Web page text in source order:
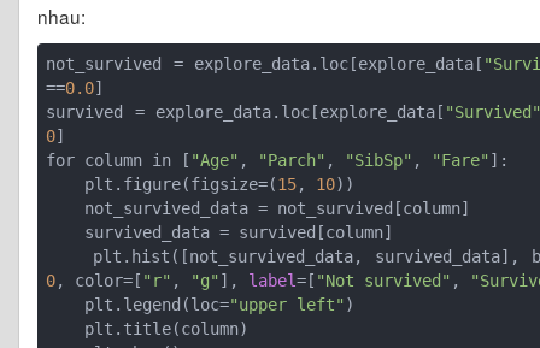
nhau:
not_survived = explore_data.loc[explore_data[
==0.0]
survived = explore_data.loc[explore_data[ "Survived"
0]
for column in [ "Age" , "Parch" , "SibSp" , "Fare" ]:
    plt.figure(figsize=(
15, 10))
plt.hist([not_survived_data, survived_data],
0, color=[ "r" , "g" ], label=[ "Not survived" ,
    plt.legend(loc=
"upper left" )